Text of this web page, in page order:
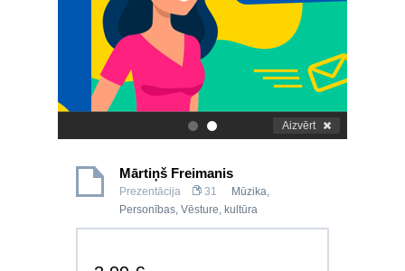
. Aizvērt
Mārtiņš Freimanis
Prezentācija 31 Mūzika,
Personības, Vēsture, kultūra